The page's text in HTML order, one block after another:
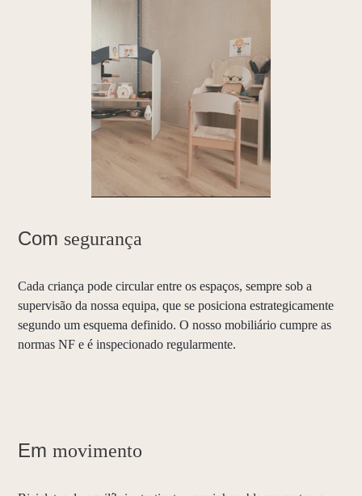
Com segurança
Cada criança pode circular entre os espaços, sempre sob a
supervisão da nossa equipa, que se posiciona estrategicamente
segundo um esquema definido. O nosso mobiliário cumpre as
normas NF e é inspecionado regularmente.
Emmovimento